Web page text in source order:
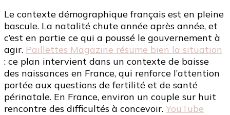
Le contexte démographique français est en pleine
bascule. La natalité chute année après année, et
c’est en partie ce qui a poussé le gouvernement à
agir. Paillettes Magazine résume bien la situation
: ce plan intervient dans un contexte de baisse
des naissances en France, qui renforce l’attention
portée aux questions de fertilité et de santé
périnatale. En France, environ un couple sur huit
rencontre des difficultés à concevoir. YouTube